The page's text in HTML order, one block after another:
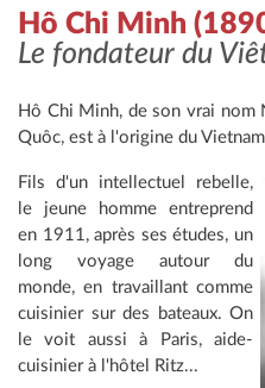
Hô Chi Minh
Le fondateur du
Hô Chi Minh, de son vrai nom
Quôc, est à l'origine du
Fils d'un intellectuel rebelle,
le jeune homme entreprend
en 1911, après ses études, un
long voyage autour du
monde, en travaillant comme
cuisinier sur des bateaux. On
le voit aussi à Paris, aide-
cuisinier à l'hôtel Ritz...